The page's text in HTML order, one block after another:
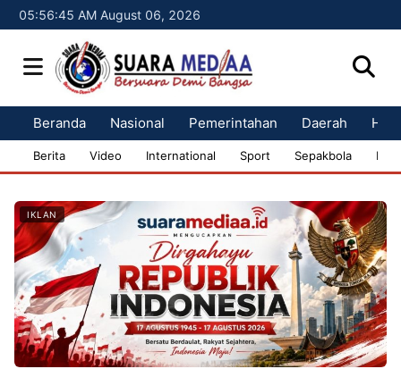
05:56:46 AM August 06, 2026
Beranda Nasional Pemerintahan Daerah
Berita Video International Sport Sepakbola
IKLAN